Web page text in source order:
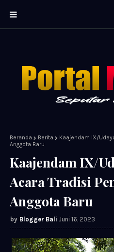
Beranda Berita
Kaajendam IX/
Anggota Baru
Kaajendam IX/
Acara Tradisi
Anggota Baru
Blogger Bali Juni 16, 2023